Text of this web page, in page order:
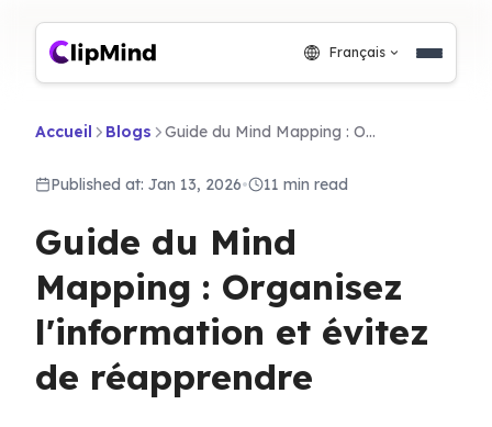
Français
Accueil Blogs Guide du Mind Mapping : Organisez l'information et évitez de réapprendre
Published at: Jan 13, 2026• 11 min read
Guide du Mind
Mapping : Organisez
l'information et évitez
de réapprendre